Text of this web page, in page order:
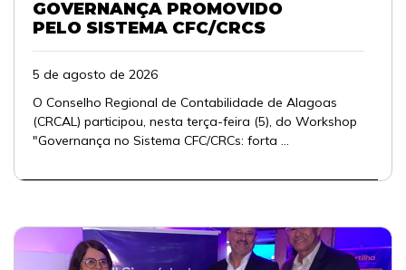
GOVERNANÇA PROMOVIDO
PELO SISTEMA CFC/CRCS
5 de agosto de 2026
O Conselho Regional de Contabilidade de Alagoas
(CRCAL) participou, nesta terça-feira (5), do Workshop
"Governança no Sistema CFC/CRCs: forta ...